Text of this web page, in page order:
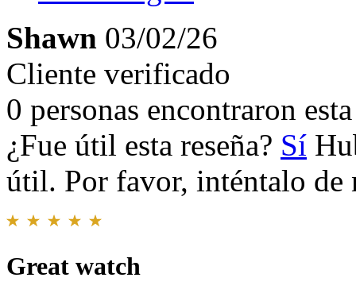
Shawn 03/02/26
Cliente verificado
0 personas encontraron
¿Fue útil esta reseña? Sí
útil. Por favor, inténtalo de
Great watch